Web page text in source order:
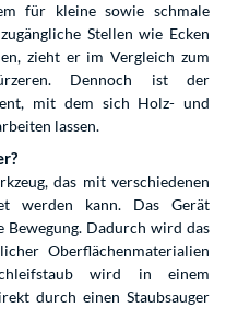
für kleine sowie schmale
Stellen wie Ecken
zieht er im Vergleich zum
Dennoch ist der
mit dem sich Holz- und
lassen.
das mit verschiedenen
werden kann. Das Gerät
Dadurch wird das
Oberflächenmaterialien
wird in einem
durch einen Staubsauger